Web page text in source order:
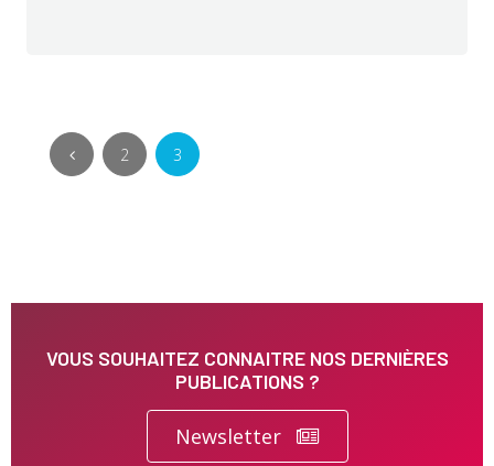
2 3
VOUS SOUHAITEZ CONNAITRE NOS DERNIÈRES
PUBLICATIONS ?
Newsletter